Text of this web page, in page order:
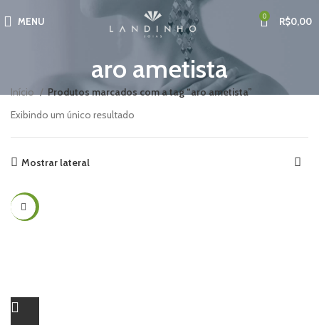
MENU 0 R$0,00
aro ametista
Início
Produtos marcados com a tag “aro ametista”
Exibindo um único resultado
Mostrar lateral
-50%